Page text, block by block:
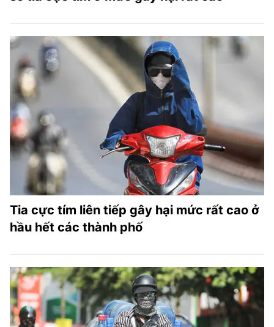
Tia cực tím liên tiếp gây hại mức rất cao ở
hầu hết các thành phố